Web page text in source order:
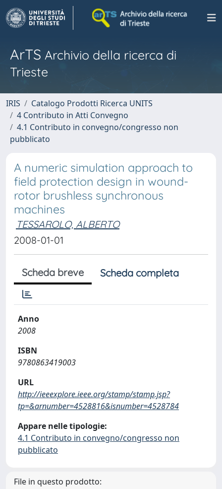
ArTS Archivio della ricerca di
Trieste
IRIS
Catalogo Prodotti Ricerca UNITS
4 Contributo in Atti Convegno
4.1 Contributo in convegno/congresso non
pubblicato
A numeric simulation approach to
field protection design in wound-
rotor brushless synchronous
machines
TESSAROLO, ALBERTO
2008-01-01
Scheda breve Scheda completa
Anno
2008
ISBN
9780863419003
URL
http://ieeexplore.ieee.org/stamp/stamp.jsp?
tp=&arnumber=4528816&isnumber=4528784
Appare nelle tipologie:
4.1 Contributo in convegno/congresso non
pubblicato
File in questo prodotto: